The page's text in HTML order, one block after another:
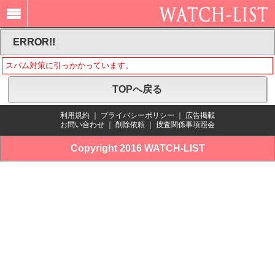
ERROR!!
スパム対策に引っかかっています。
TOPへ戻る
利用規約 プライバシーポリシー
広告掲載
お問い合わせ
削除依頼 捜査関係事項照会
Copyright 2016 WATCH-LIST